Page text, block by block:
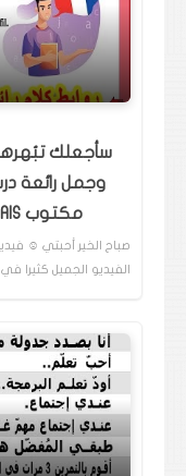
سأجعلك
مكتوب PDF APPRENDRE LE FRANÇAIS
صباح الخير أحبتي ☺️
الفيديو الجميل كثيرا